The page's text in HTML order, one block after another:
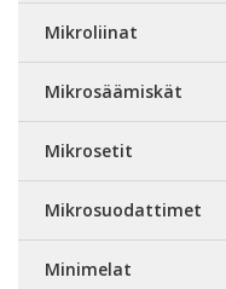
Mikroliinat
Mikrosäämiskät
Mikrosetit
Mikrosuodattimet
Minimelat